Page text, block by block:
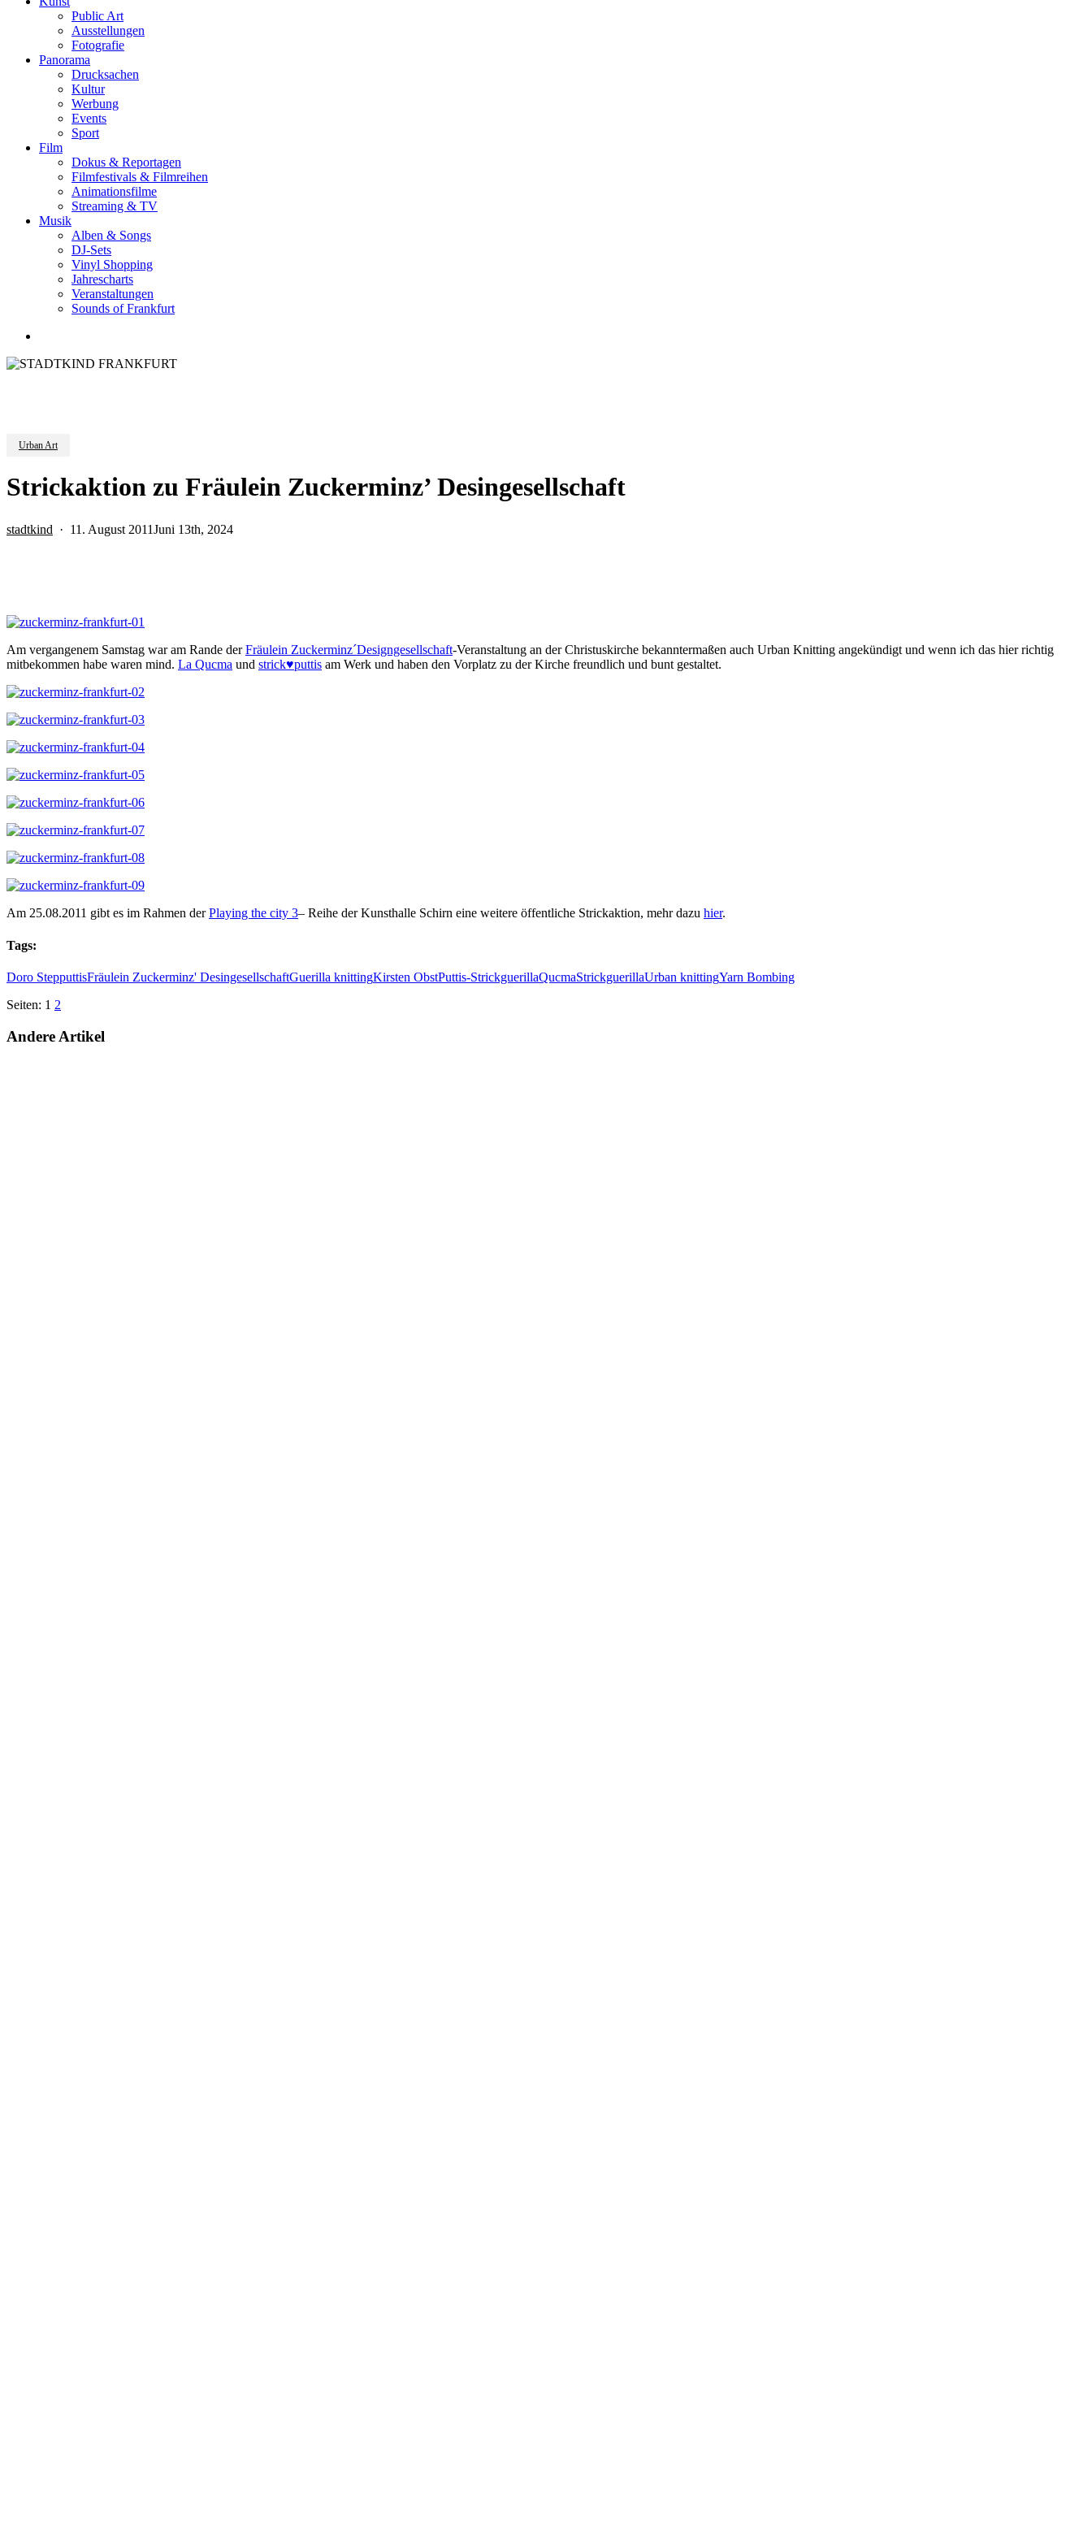
Public Art
Ausstellungen
Fotografie
Panorama
Drucksachen
Kultur
Werbung
Events
Sport
Film
Dokus & Reportagen
Filmfestivals & Filmreihen
Animationsfilme
Streaming & TV
Musik
Alben & Songs
DJ-Sets
Vinyl Shopping
Jahrescharts
Veranstaltungen
Sounds of Frankfurt
Urban Art
Strickaktion zu Fräulein Zuckerminz’ Desingesellschaft
stadtkind 11. August 2011Juni 13th, 2024
Am vergangenem Samstag war am Rande derFräulein Zuckerminz´Designgesellschaft-Veranstaltung an der Christuskirche bekanntermaßen auch Urban Knitting angekündigt und wenn ich das hier richtig
mitbekommen habe waren mind. La Qucma und strick♥puttis am Werk und haben den Vorplatz zu der Kirche freundlich und bunt gestaltet.
Am 25.08.2011 gibt es im Rahmen derPlaying the city 3– Reihe der Kunsthalle Schirn eine weitere öffentliche Strickaktion, mehr dazu hier.
Tags:
Doro StepputtisFräulein Zuckerminz' DesingesellschaftGuerilla knittingKirsten ObstPuttis-StrickguerillaQucmaStrickguerillaUrban knittingYarn Bombing
Seiten: 1 2
Andere Artikel